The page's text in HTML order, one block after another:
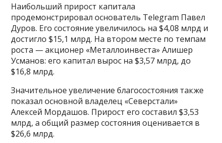
Наибольший прирост капитала
продемонстрировал основатель Telegram Павел
Дуров. Его состояние увеличилось на $4,08 млрд и
достигло $15,1 млрд. На втором месте по темпам
роста — акционер «Металлоинвеста» Алишер
Усманов: его капитал вырос на $3,57 млрд, до
$16,8 млрд.
Значительное увеличение благосостояния также
показал основной владелец «Северстали»
Алексей Мордашов. Прирост его составил $3,53
млрд, а общий размер состояния оценивается в
$26,6 млрд.